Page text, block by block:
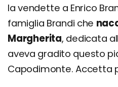
la vendette a Enrico
famiglia Brandi che
Margherita, dedicata
aveva gradito questo
Capodimonte. Accetta